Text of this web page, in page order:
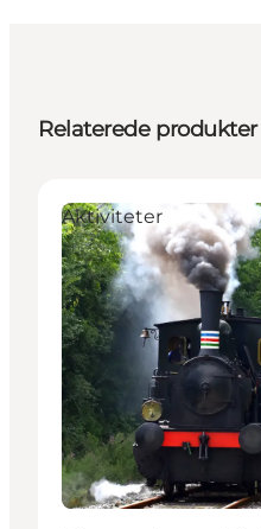
Relaterede produkter
Aktiviteter